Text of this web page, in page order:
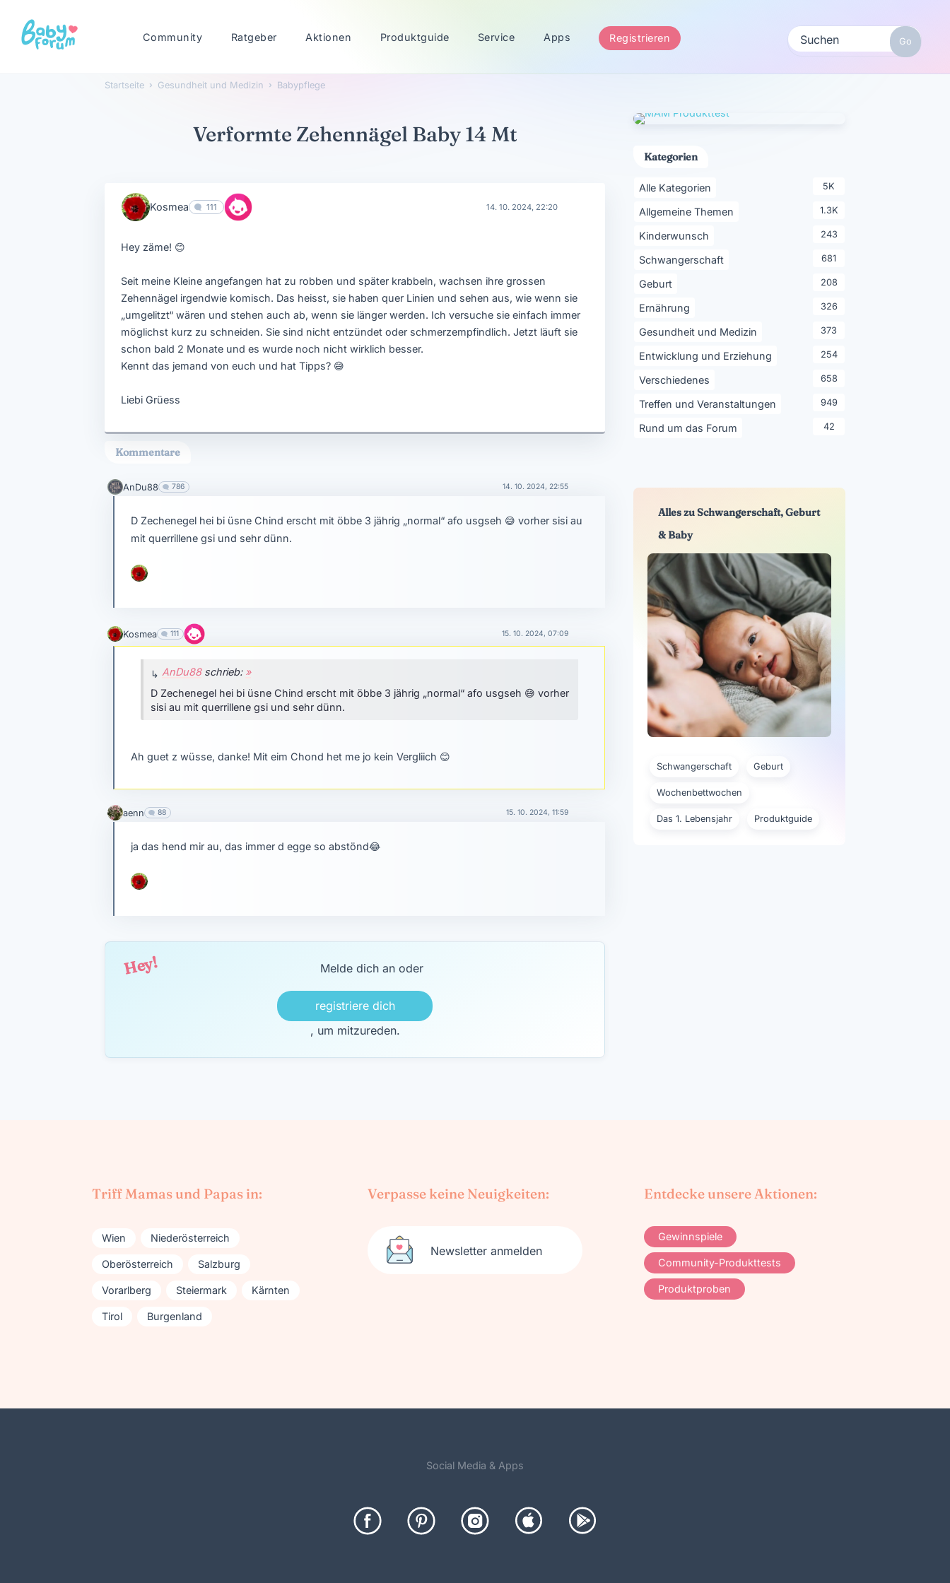
Community Ratgeber Aktionen Produktguide Service Apps Registrieren
Startseite › Gesundheit und Medizin › Babypflege
Verformte Zehennägel Baby 14 Mt
Kosmea 111 14. 10. 2024, 22:20
Hey zäme! 😊
Seit meine Kleine angefangen hat zu robben und später krabbeln, wachsen ihre grossen
Zehennägel irgendwie komisch. Das heisst, sie haben quer Linien und sehen aus, wie wenn sie
„umgelitzt“ wären und stehen auch ab, wenn sie länger werden. Ich versuche sie einfach immer
möglichst kurz zu schneiden. Sie sind nicht entzündet oder schmerzempfindlich. Jetzt läuft sie
schon bald 2 Monate und es wurde noch nicht wirklich besser.
Kennt das jemand von euch und hat Tipps? 😅
Liebi Grüess
Kommentare
AnDu88 786 14. 10. 2024, 22:55
D Zechenegel hei bi üsne Chind erscht mit öbbe 3 jährig „normal“ afo usgseh 😅 vorher sisi au
mit querrillene gsi und sehr dünn.
Kosmea 111 15. 10. 2024, 07:09
AnDu88schrieb: »
D Zechenegel hei bi üsne Chind erscht mit öbbe 3 jährig „normal“ afo usgseh 😅 vorher
sisi au mit querrillene gsi und sehr dünn.
Ah guet z wüsse, danke! Mit eim Chond het me jo kein Vergliich 😊
aenn 88 15. 10. 2024, 11:59
ja das hend mir au, das immer d egge so abstönd😂
Hey! Melde dich an oder
registriere dich
, um mitzureden.
Kategorien
5K
Alle Kategorien
1.3K
Allgemeine Themen
243
Kinderwunsch
681
Schwangerschaft
208
Geburt
326
Ernährung
373
Gesundheit und Medizin
254
Entwicklung und Erziehung
658
Verschiedenes
949
Treffen und Veranstaltungen
42
Rund um das Forum
Alles zu Schwangerschaft, Geburt
& Baby
Schwangerschaft Geburt
Wochenbettwochen
Das 1. Lebensjahr Produktguide
Triff Mamas und Papas in:
Wien Niederösterreich
Oberösterreich Salzburg
Vorarlberg Steiermark Kärnten
Tirol Burgenland
Verpasse keine Neuigkeiten:
Newsletter anmelden
Entdecke unsere Aktionen:
Gewinnspiele
Community-Produkttests
Produktproben
Social Media & Apps